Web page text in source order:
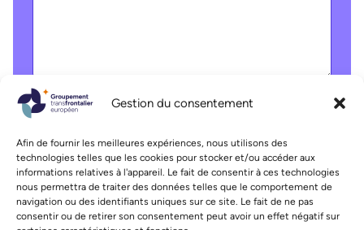
Gestion du consentement
Afin de fournir les meilleures expériences, nous utilisons des
technologies telles que les cookies pour stocker et/ou accéder aux
informations relatives à l'appareil. Le fait de consentir à ces technologies
nous permettra de traiter des données telles que le comportement de
navigation ou des identifiants uniques sur ce site. Le fait de ne pas
consentir ou de retirer son consentement peut avoir un effet négatif sur
Liste déroulante
Envoyer